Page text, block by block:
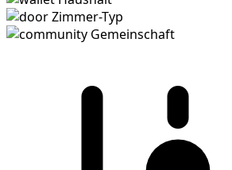
Zimmer-Typ
Gemeinschaft